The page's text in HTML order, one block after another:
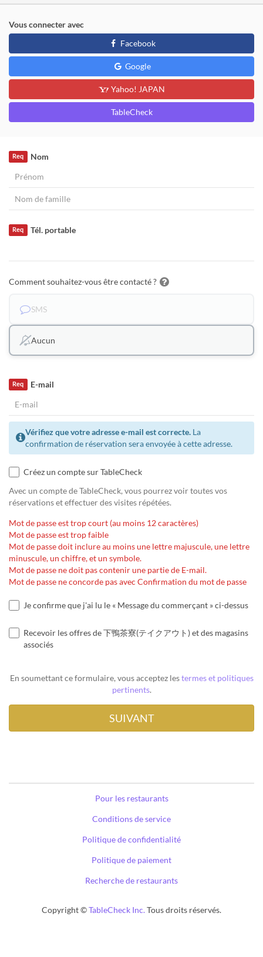
Vous connecter avec
Facebook
Google
Yahoo! JAPAN
TableCheck
Nom
Req
Tél. portable
Req
Comment souhaitez-vous être contacté ?
SMS
Aucun
E-mail
Req
Vérifiez que votre adresse e-mail est correcte. La
confirmation de réservation sera envoyée à cette adresse.
Créez un compte sur TableCheck
Avec un compte de TableCheck, vous pourrez voir toutes vos
réservations et effectuer des visites répétées.
Mot de passe est trop court (au moins 12 caractères)
Mot de passe est trop faible
Mot de passe doit inclure au moins une lettre majuscule, une lettre
minuscule, un chiffre, et un symbole.
Mot de passe ne doit pas contenir une partie de E-mail.
Mot de passe ne concorde pas avec Confirmation du mot de passe
Je confirme que j'ai lu le « Message du commerçant » ci-dessus
Recevoir les offres de 下鴨茶寮(テイクアウト) et des magasins
associés
En soumettant ce formulaire, vous acceptez lestermes et politiques
pertinents.
Pour les restaurants
Conditions de service
Politique de confidentialité
Politique de paiement
Recherche de restaurants
Copyright ©TableCheck Inc.Tous droits réservés.